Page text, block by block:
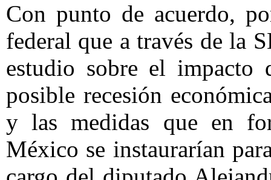
Con punto de acuerdo,
federal que a través de la
estudio sobre el impacto
posible recesión
y las medidas que en
México se instaurarían